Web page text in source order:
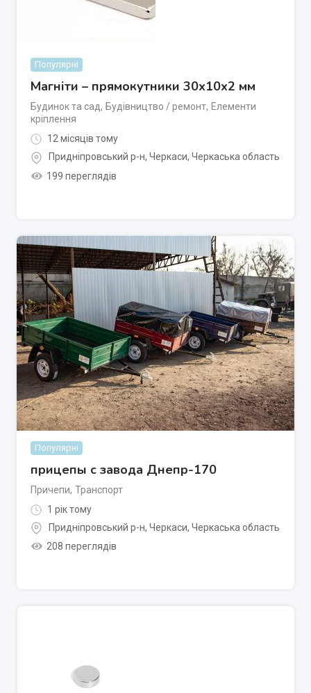
Популярні
Магніти – прямокутники 30x10x2 мм
Будинок та сад, Будівництво / ремонт, Елементи
кріплення
12 місяців тому
Придніпровський р-н, Черкаси, Черкаська область
199 переглядів
Популярні
прицепы с завода Днепр-170
Причепи, Транспорт
1 рік тому
Придніпровський р-н, Черкаси, Черкаська область
208 переглядів